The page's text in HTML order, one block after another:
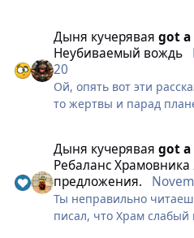
Loki.mp4
рассказывают о каких
Обычное
Дыня кучерявая got a
Неубиваемый вождь
20
Ой, опять вот эти
то жертвы и парад
рассказывают о каких
Обычное
Дыня кучерявая got a
Ребаланс
предложения.
Ты неправильно
писал, что Храм